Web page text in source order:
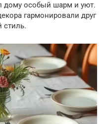
дому особый шарм и уют.
гармонировали друг
стиль.